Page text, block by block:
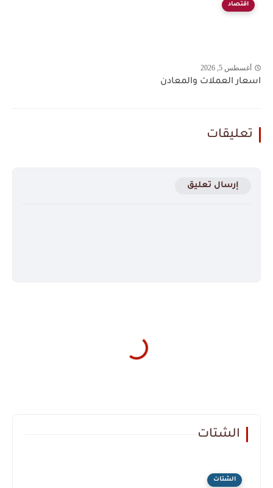
اقتصاد
أغسطس 5, 2026
اسعار العملات والمعادن
تعليقات
إرسال تعليق
الشتات
الشتات